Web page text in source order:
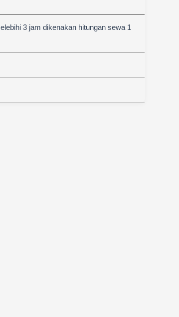
3 jam dikenakan hitungan sewa 1